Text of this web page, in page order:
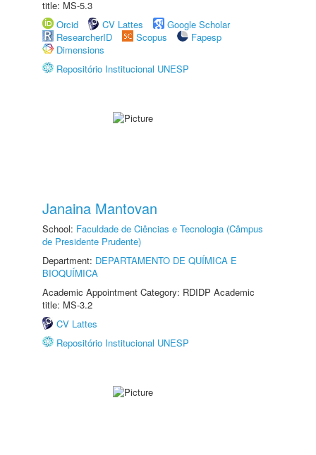
title: MS-5.3
Orcid
CV Lattes
Google Scholar
ResearcherID
Scopus
Fapesp
Dimensions
Repositório Institucional UNESP
Janaina Mantovan
School: Faculdade de Ciências e Tecnologia (Câmpus
de Presidente Prudente)
Department: DEPARTAMENTO DE QUÍMICA E
BIOQUÍMICA
Academic Appointment Category: RDIDP Academic
title: MS-3.2
CV Lattes
Repositório Institucional UNESP